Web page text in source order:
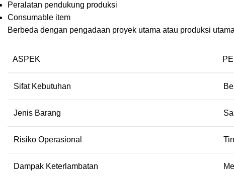
Peralatan pendukung produksi
Consumable item
Berbeda dengan pengadaan proyek utama atau produksi
ASPEK
Sifat Kebutuhan
Jenis Barang
Risiko Operasional
Dampak Keterlambatan